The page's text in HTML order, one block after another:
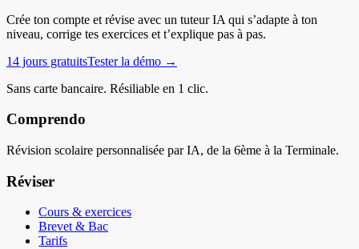
Crée ton compte et révise avec un tuteur IA qui s’adapte à ton
niveau, corrige tes exercices et t’explique pas à pas.
14 jours gratuitsTester la démo →
Sans carte bancaire. Résiliable en 1 clic.
Comprendo
Révision scolaire personnalisée par IA, de la 6ème à la Terminale.
Réviser
Cours & exercices
Brevet & Bac
Tarifs